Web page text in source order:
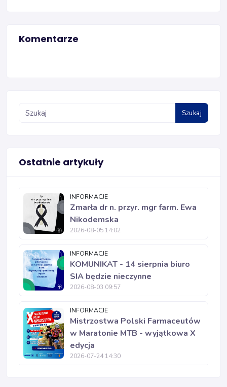
Komentarze
Szukaj
Ostatnie artykuły
INFORMACJE
Zmarła dr n. przyr. mgr farm. Ewa
Nikodemska
2026-08-05 14:02
INFORMACJE
KOMUNIKAT - 14 sierpnia biuro
SIA będzie nieczynne
2026-08-03 09:57
INFORMACJE
Mistrzostwa Polski Farmaceutów
w Maratonie MTB - wyjątkowa X
edycja
2026-07-24 14:30